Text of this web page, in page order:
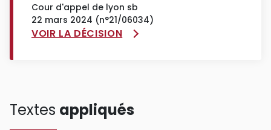
Cour d'appel de lyon sb
22 mars 2024 (n°21/06034)
VOIR LA DÉCISION
Textes appliqués